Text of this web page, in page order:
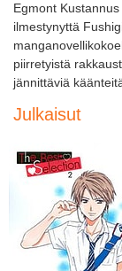
Egmont
ilmestynyttä
piirretyistä
jännittäviä
Julkaisut